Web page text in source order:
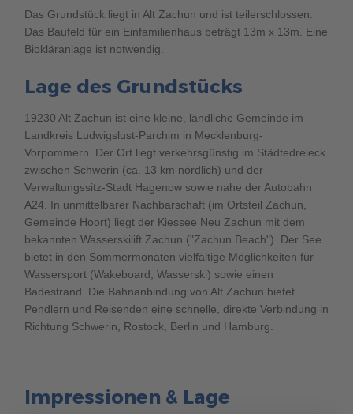
Das Grundstück liegt in Alt Zachun und ist teilerschlossen.
Das Baufeld für ein Einfamilienhaus beträgt 13m x 13m. Eine
Biokläranlage ist notwendig.
Lage des Grundstücks
19230 Alt Zachun ist eine kleine, ländliche Gemeinde im
Landkreis Ludwigslust-Parchim in Mecklenburg-
Vorpommern. Der Ort liegt verkehrsgünstig im Städtedreieck
zwischen Schwerin (ca. 13 km nördlich) und der
Verwaltungssitz-Stadt Hagenow sowie nahe der Autobahn
A24. In unmittelbarer Nachbarschaft (im Ortsteil Zachun,
Gemeinde Hoort) liegt der Kiessee Neu Zachun mit dem
bekannten Wasserskilift Zachun ("Zachun Beach"). Der See
bietet in den Sommermonaten vielfältige Möglichkeiten für
Wassersport (Wakeboard, Wasserski) sowie einen
Badestrand. Die Bahnanbindung von Alt Zachun bietet
Pendlern und Reisenden eine schnelle, direkte Verbindung in
Richtung Schwerin, Rostock, Berlin und Hamburg.
Impressionen & Lage